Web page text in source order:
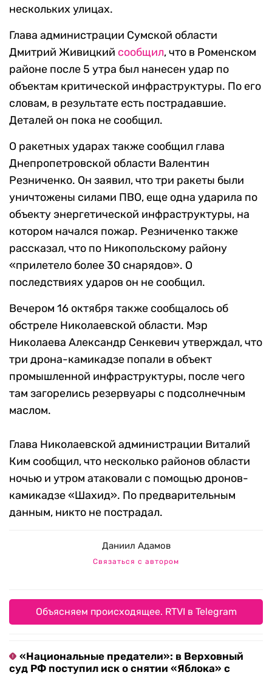
нескольких улицах.
Глава администрации Сумской области
Дмитрий Живицкий сообщил, что в Роменском
районе после 5 утра был нанесен удар по
объектам критической инфраструктуры. По его
словам, в результате есть пострадавшие.
Деталей он пока не сообщил.
О ракетных ударах также сообщил глава
Днепропетровской области Валентин
Резниченко. Он заявил, что три ракеты были
уничтожены силами ПВО, еще одна ударила по
объекту энергетической инфраструктуры, на
котором начался пожар. Резниченко также
рассказал, что по Никопольскому району
«прилетело более 30 снарядов». О
последствиях ударов он не сообщил.
Вечером 16 октября также сообщалось об
обстреле Николаевской области. Мэр
Николаева Александр Сенкевич утверждал, что
три дрона-камикадзе попали в объект
промышленной инфраструктуры, после чего
там загорелись резервуары с подсолнечным
маслом.
Глава Николаевской администрации Виталий
Ким сообщил, что несколько районов области
ночью и утром атаковали с помощью дронов-
камикадзе «Шахид». По предварительным
данным, никто не пострадал.
Даниил Адамов
Связаться с автором
Объясняем происходящее. RTVI в Telegram
«Национальные предатели»: в Верховный
суд РФ поступил иск о снятии «Яблока» с